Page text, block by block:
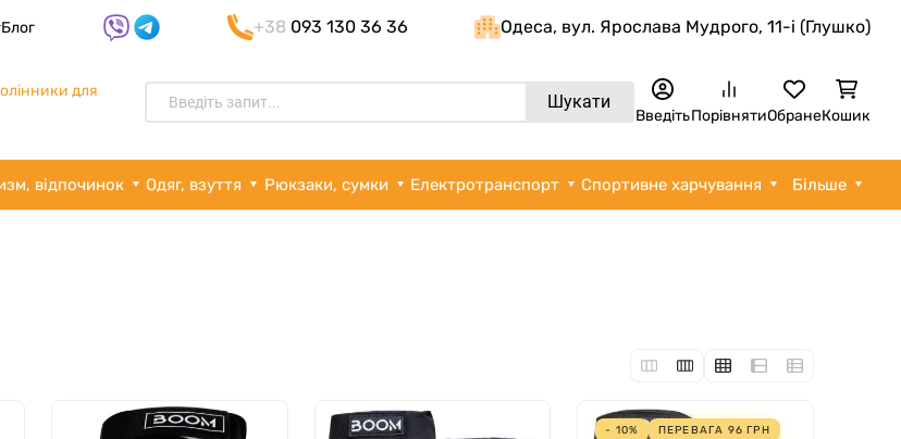
Блог +38 093 130 36 36 Одеса, вул. Ярослава Мудрого, 11-i (Глушко)
для
Шукати
ВведітьПорівнятиОбранеКошик
відпочинок Одяг, взуття Рюкзаки, сумки Електротранспорт Спортивне харчування Більше
- 10% ПЕРЕВАГА 96 ГРН